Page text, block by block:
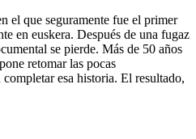
el que seguramente fue el primer
en euskera. Después de una fugaz
se pierde. Más de 50 años
retomar las pocas
esa historia. El resultado,